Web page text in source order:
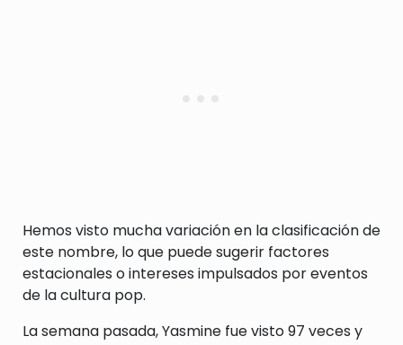
Hemos visto mucha variación en la clasificación de
este nombre, lo que puede sugerir factores
estacionales o intereses impulsados por eventos
de la cultura pop.
La semana pasada, Yasmine fue visto 97 veces y